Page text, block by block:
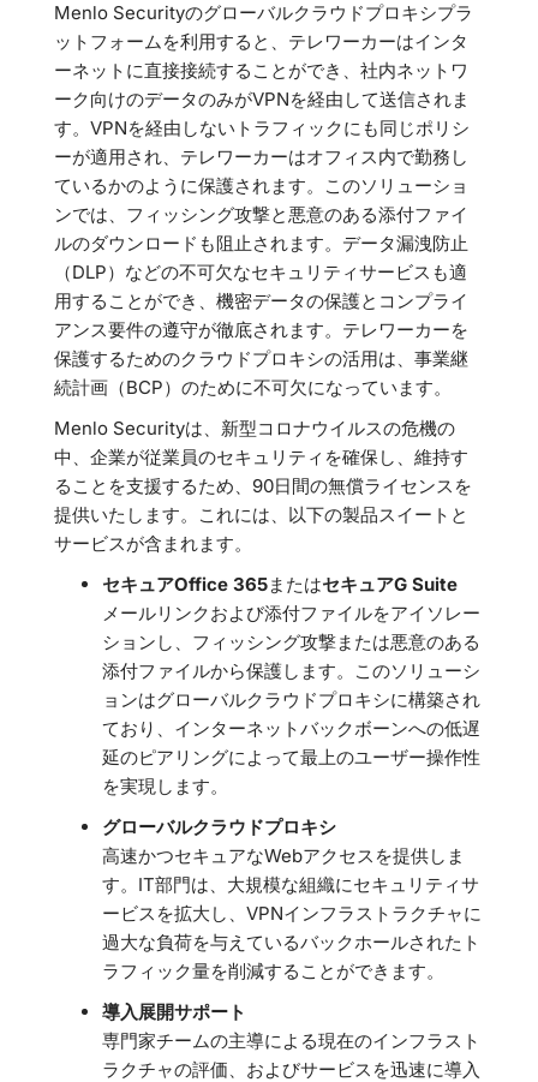
Menlo Securityのグローバルクラウドプロキシプラ
ットフォームを利用すると、テレワーカーはインタ
ーネットに直接接続することができ、社内ネットワ
ーク向けのデータのみがVPNを経由して送信されま
す。VPNを経由しないトラフィックにも同じポリシ
ーが適用され、テレワーカーはオフィス内で勤務し
ているかのように保護されます。このソリューショ
ンでは、フィッシング攻撃と悪意のある添付ファイ
ルのダウンロードも阻止されます。データ漏洩防止
（DLP）などの不可欠なセキュリティサービスも適
用することができ、機密データの保護とコンプライ
アンス要件の遵守が徹底されます。テレワーカーを
保護するためのクラウドプロキシの活用は、事業継
続計画（BCP）のために不可欠になっています。
Menlo Securityは、新型コロナウイルスの危機の
中、企業が従業員のセキュリティを確保し、維持す
ることを支援するため、90日間の無償ライセンスを
提供いたします。これには、以下の製品スイートと
サービスが含まれます。
セキュアOffice 365またはセキュアG Suite
メールリンクおよび添付ファイルをアイソレー
ションし、フィッシング攻撃または悪意のある
添付ファイルから保護します。このソリューシ
ョンはグローバルクラウドプロキシに構築され
ており、インターネットバックボーンへの低遅
延のピアリングによって最上のユーザー操作性
を実現します。
グローバルクラウドプロキシ
高速かつセキュアなWebアクセスを提供しま
す。IT部門は、大規模な組織にセキュリティサ
ービスを拡大し、VPNインフラストラクチャに
過大な負荷を与えているバックホールされたト
ラフィック量を削減することができます。
導入展開サポート
専門家チームの主導による現在のインフラスト
ラクチャの評価、およびサービスを迅速に導入